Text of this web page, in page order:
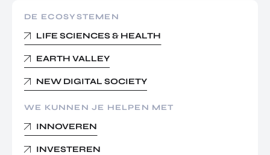
DE ECOSYSTEMEN
LIFE SCIENCES & HEALTH
EARTH VALLEY
NEW DIGITAL SOCIETY
WE KUNNEN JE HELPEN MET
INNOVEREN
INVESTEREN